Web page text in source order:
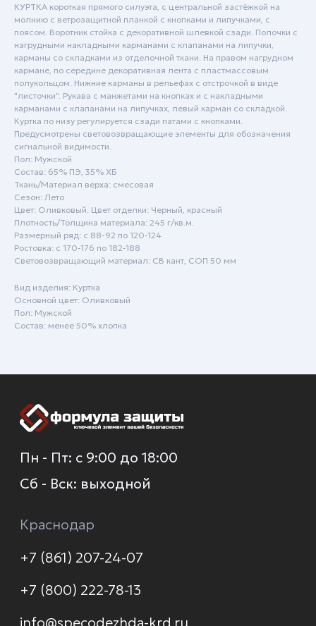
КУРТКА короткая прямого силуэта, с центральной застёжкой на
молнию с ветрозащитной планкой с кнопками и липучками, с
поясом. Воротник стойка с декоративной шлевкой сзади. Полочки с
нагрудными накладными карманами с клапанами на липучки,
карманы со складками из отделочной ткани. На правом нагрудном
кармане, по середине декоративная лента с пластмассовым
полукольцом. Нижние карманы в рельефах с отстрочкой в виде
"листочки". Рукава с манжетами на кнопках и с накладными
карманами с клапанами на липучках, левый карман со складкой.
Куртка по низу регулируется сзади патами с кнопками.
Предусмотрены световозвращающие элементы для обозначения
сигнальной видимости.
Пол: Мужской
Состав: 65% ПЭ, 35% ХБ
Ткань/Материал верха: смесовая
Сезон: Лето
Цвет: Оливковый. Цвет отделки: Черный, красный
Плотность/Толщина материала: 245 г/кв.м.
Размерный ряд: с 88-92 по 120-124
Ростовка: с 170-176 по 182-188
Световозвращающий материал: СВ кант, СОП 50 мм
Вид изделия: Куртка
Основной цвет: Оливковый
Пол: Мужской
Состав: менее 50% хлопка
Краснодар
Сочи
+7 (861) 207-24-07
+7 (861) 207-24-07
+7 (800) 222-78-13
Пн - Пт: с 9:00 до 18:00
Сб - Вск: выходной
Политика конфиденциальности
Контакты
Распродажа